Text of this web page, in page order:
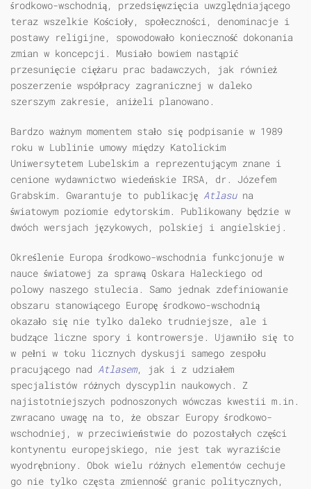
środkowo-wschodnią, przedsięwzięcia uwzględniającego
teraz wszelkie Kościoły, społeczności, denominacje i
postawy religijne, spowodowało konieczność dokonania
zmian w koncepcji. Musiało bowiem nastąpić
przesunięcie ciężaru prac badawczych, jak również
poszerzenie współpracy zagranicznej w daleko
szerszym zakresie, aniżeli planowano.
Bardzo ważnym momentem stało się podpisanie w 1989
roku w Lublinie umowy między Katolickim
Uniwersytetem Lubelskim a reprezentującym znane i
cenione wydawnictwo wiedeńskie IRSA, dr. Józefem
Grabskim. Gwarantuje to publikację Atlasuna
światowym poziomie edytorskim. Publikowany będzie w
dwóch wersjach językowych, polskiej i angielskiej.
Określenie Europa środkowo-wschodnia funkcjonuje w
nauce światowej za sprawą Oskara Haleckiego od
polowy naszego stulecia. Samo jednak zdefiniowanie
obszaru stanowiącego Europę środkowo-wschodnią
okazało się nie tylko daleko trudniejsze, ale i
budzące liczne spory i kontrowersje. Ujawniło się to
w pełni w toku licznych dyskusji samego zespołu
pracującego nad Atlasem, jak i z udziałem
specjalistów różnych dyscyplin naukowych. Z
najistotniejszych podnoszonych wówczas kwestii m.in.
zwracano uwagę na to, że obszar Europy środkowo-
wschodniej, w przeciwieństwie do pozostałych części
kontynentu europejskiego, nie jest tak wyraziście
wyodrębniony. Obok wielu różnych elementów cechuje
go nie tylko częsta zmienność granic politycznych,